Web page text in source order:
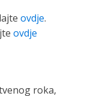
ovdje.
ovdje
roka,